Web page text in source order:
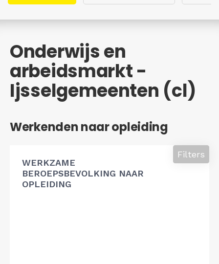
Onderwijs en
arbeidsmarkt -
Ijsselgemeenten (cl)
Werkenden naar opleiding
WERKZAME
BEROEPSBEVOLKING NAAR
OPLEIDING
Filters